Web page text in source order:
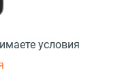
условия